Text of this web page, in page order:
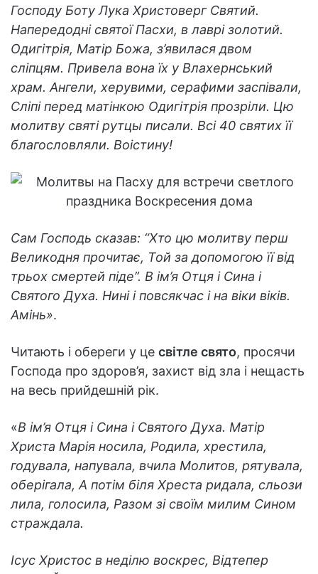
Господу Боту Лука Христоверг Святий.
Напередодні святої Пасхи, в лаврі золотий.
Одигітрія, Матір Божа, з’явилася двом
сліпцям. Привела вона їх у Влахернський
храм. Ангели, херувими, серафими заспівали,
Сліпі перед матінкою Одигітрія прозріли. Цю
молитву святі рутцы писали. Всі 40 святих її
благословляли. Воістину!
Сам Господь сказав: “Хто цю молитву перш
Великодня прочитає, Той за допомогою її від
трьох смертей піде”. В ім’я Отця і Сина і
Святого Духа. Нині і повсякчас і на віки віків.
Амінь».
Читають і обереги у це світле свято, просячи
Господа про здоров’я, захист від зла і нещасть
на весь прийдешній рік.
«В ім’я Отця і Сина і Святого Духа. Матір
Христа Марія носила, Родила, хрестила,
годувала, напувала, вчила Молитов, рятувала,
оберігала, А потім біля Хреста ридала, сльози
лила, голосила, Разом зі своїм милим Сином
страждала.
Ісус Христос в неділю воскрес, Відтепер